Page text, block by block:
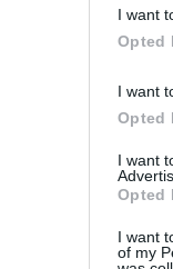
I want
Opted
I want
Opted
I want
Opted
I want
of my